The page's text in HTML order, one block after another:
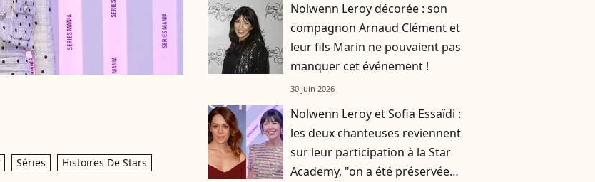
Séries Histoires De Stars
Nolwenn Leroy décorée : son
compagnon Arnaud Clément et
leur fils Marin ne pouvaient pas
manquer cet événement !
30 juin 2026
Nolwenn Leroy et Sofia Essaïdi :
les deux chanteuses reviennent
sur leur participation à la Star
Academy, "on a été préservées